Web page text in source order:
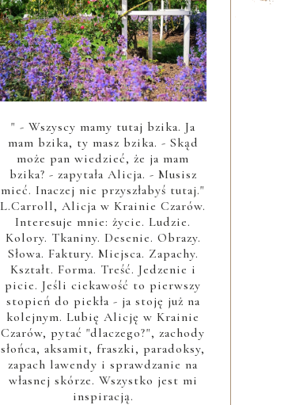
" - Wszyscy mamy tutaj bzika. Ja
mam bzika, ty masz bzika. - Skąd
może pan wiedzieć, że ja mam
bzika? - zapytała Alicja. - Musisz
mieć. Inaczej nie przyszłabyś tutaj."
L.Carroll, Alicja w Krainie Czarów.
Interesuje mnie: życie. Ludzie.
Kolory. Tkaniny. Desenie. Obrazy.
Słowa. Faktury. Miejsca. Zapachy.
Kształt. Forma. Treść. Jedzenie i
picie. Jeśli ciekawość to pierwszy
stopień do piekła - ja stoję już na
kolejnym. Lubię Alicję w Krainie
Czarów, pytać "dlaczego?", zachody
słońca, aksamit, fraszki, paradoksy,
zapach lawendy i sprawdzanie na
własnej skórze. Wszystko jest mi
inspiracją.